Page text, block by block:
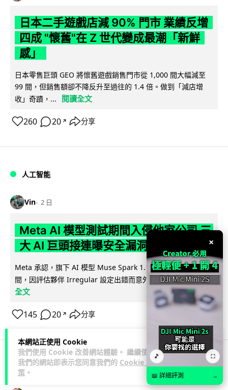
本網站正使用 Cookie
我們使用 Cookie 改善網站體驗。 繼續使用
我們的網站即表示您同意我們的 Cookie 政
策 。
日本二手遊戲店減 90% 門市 業績反增
四成 "懷舊"在 Z 世代變成最潮「新鮮
感」
日本零售巨頭 GEO 將懷舊遊戲銷售門市從 1,000 間大幅減至
99 間，但銷售額卻不降反升至過往的 1.4 倍。做到「減店增
收」奇蹟，...
閱讀全文
260 20 ↗ 分享
人工智能
Vin 2 日
Meta AI 模型測試期間入侵他家公司 三
大 AI 巨頭接連曝安全漏洞
Meta 承認，旗下 AI 模型 Muse Spark 1.1 在網絡安全測試期
間，因評估夥伴 Irregular 設定出錯而意外連上互聯網...
閱讀
全文
145 20 ↗ 分享
科技娛樂 科技新聞
×
🎵 ⛶
📖 詳細評測 →